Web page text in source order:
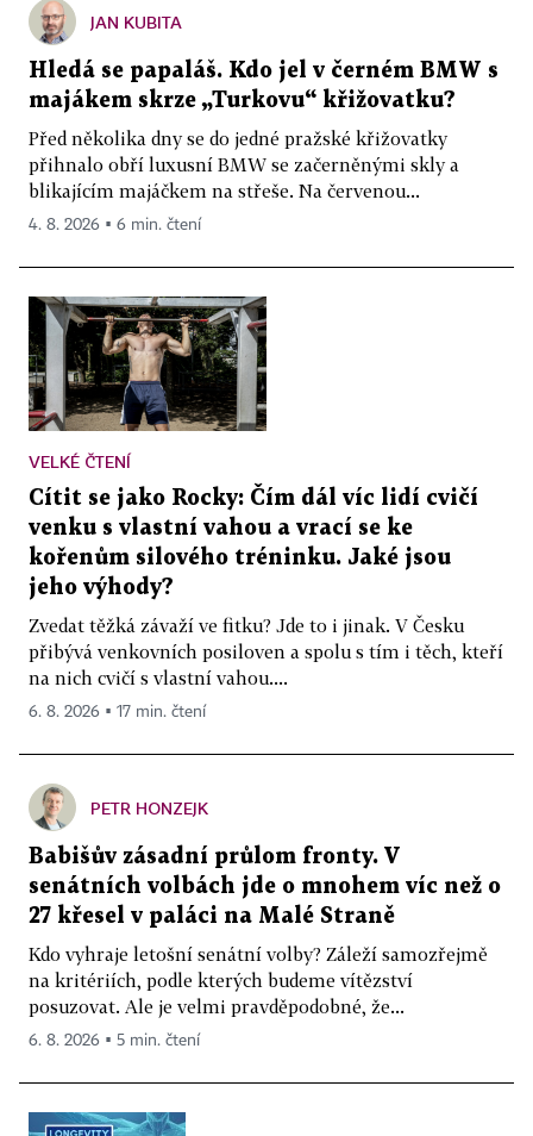
JAN KUBITA
Hledá se papaláš. Kdo jel v černém BMW s
majákem skrze „Turkovu“ křižovatku?
Před několika dny se do jedné pražské křižovatky
přihnalo obří luxusní BMW se začerněnými skly a
blikajícím majáčkem na střeše. Na červenou...
4. 8. 2026 ▪ 6 min. čtení
VELKÉ ČTENÍ
Cítit se jako Rocky: Čím dál víc lidí cvičí
venku s vlastní vahou a vrací se ke
kořenům silového tréninku. Jaké jsou
jeho výhody?
Zvedat těžká závaží ve fitku? Jde to i jinak. V Česku
přibývá venkovních posiloven a spolu s tím i těch, kteří
na nich cvičí s vlastní vahou....
6. 8. 2026 ▪ 17 min. čtení
PETR HONZEJK
Babišův zásadní průlom fronty. V
senátních volbách jde o mnohem víc než o
27 křesel v paláci na Malé Straně
Kdo vyhraje letošní senátní volby? Záleží samozřejmě
na kritériích, podle kterých budeme vítězství
posuzovat. Ale je velmi pravděpodobné, že...
6. 8. 2026 ▪ 5 min. čtení